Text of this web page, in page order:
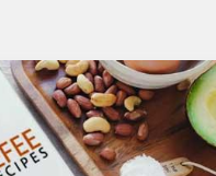
ただきたいgeefee式の花粉
……。
今回は、
（醸造酒
どのよう
ます。
留酒の2
ルセチンには抗
との闘いを促進
す。また、免疫
との相乗効果も
は、このケル
にフォーカス